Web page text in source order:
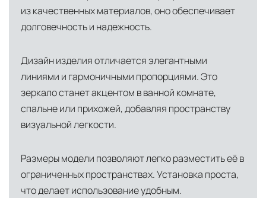
доставки и обеспечить полный контроль над
сохранностью продукции.
Глобальная сеть распределительных
центров
Помимо Москвы, мы располагаем
логистическими узлами в ключевых
международных хабах:
Ближнего Востока и Азии
— распределительная база для
из качественных материалов, оно обеспечивает
долговечность и надежность.
Дизайн изделия отличается элегантными
линиями и гармоничными пропорциями. Это
зеркало станет акцентом в ванной комнате,
спальне или прихожей, добавляя пространству
визуальной легкости.
Размеры модели позволяют легко разместить её в
ограниченных пространствах. Установка проста,
что делает использование удобным.